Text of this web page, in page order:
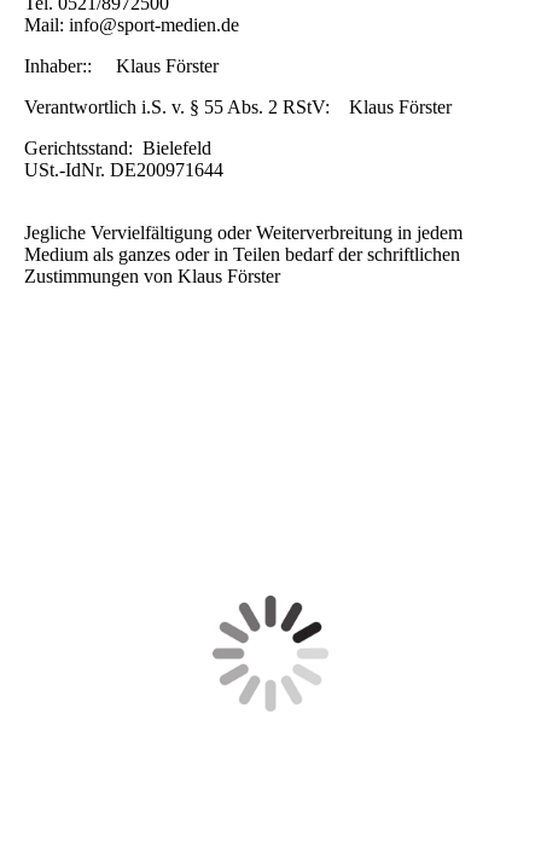
Mail: info@sport-medien.de
Inhaber:: Klaus Förster
Verantwortlich i.S. v. § 55 Abs. 2 RStV: Klaus Förster
Gerichtsstand: Bielefeld
USt.-IdNr. DE200971644
Jegliche Vervielfältigung oder Weiterverbreitung in jedem
Medium als ganzes oder in Teilen bedarf der schriftlichen
Zustimmungen von Klaus Förster